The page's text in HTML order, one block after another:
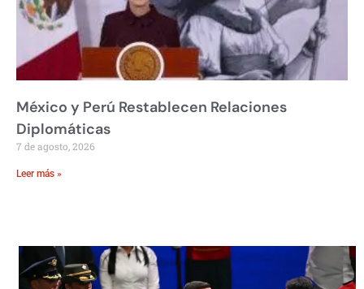
México y Perú Restablecen Relaciones
Diplomáticas
7 de agosto, 2026
Leer más »